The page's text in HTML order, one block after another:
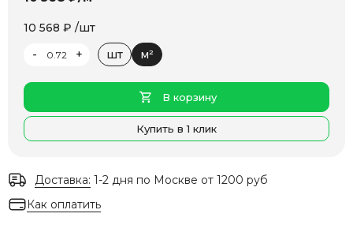
10 568 ₽ /шт
-
+ шт м²
В корзину
Купить в 1 клик
Доставка: 1-2 дня по Москве от 1200 руб
Как оплатить